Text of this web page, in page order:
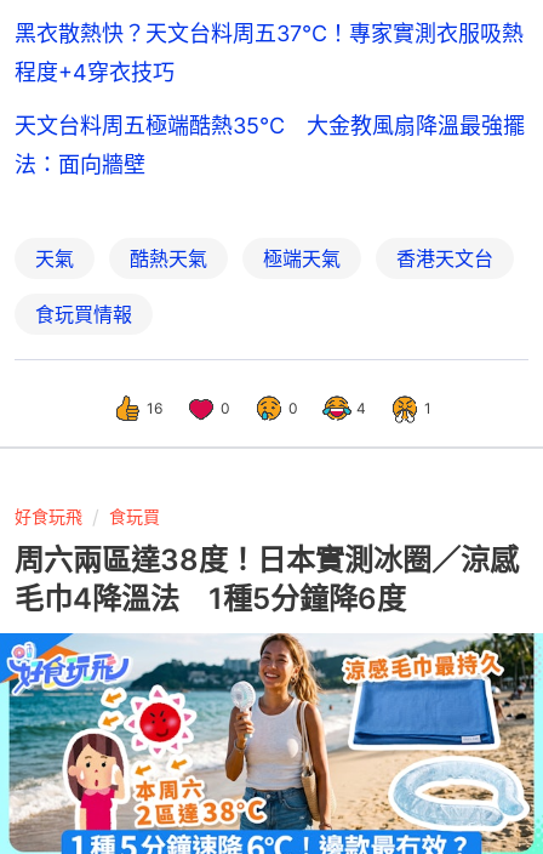
黑衣散熱快？天文台料周五37℃！專家實測衣服吸熱
程度+4穿衣技巧
天文台料周五極端酷熱35°C 大金教風扇降溫最強擺
法：面向牆壁
天氣 酷熱天氣 極端天氣 香港天文台
食玩買情報
16 0 0 4 1
好食玩飛 食玩買
周六兩區達38度！日本實測冰圈／涼感
毛巾4降溫法 1種5分鐘降6度